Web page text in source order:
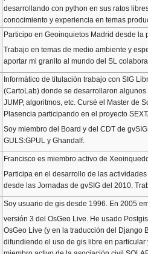
desarrollando con python en sus ratos
conocimiento y experiencia en temas
Participo en Geoinquietos Madrid desde
Trabajo en temas de medio ambiente y
aportar mi granito al mundo del SL
Informático de titulación trabajo con SIG
(CartoLab) donde se desarrollaron
JUMP, algoritmos, etc. Cursé el Master de
Plasencia participando en el proyecto
Soy miembro del Board y del CDT de
GULS:GPUL y Ghandalf.
Francisco es miembro activo de
Participa en el desarrollo de las
desde las Jornadas de gvSIG del 2010.
Soy usuario de gis desde 1996. En 2005
versión 3 del OsGeo Live. He usado
OsGeo Live (y en la traducción del Django
difundiendo el uso de gis libre en